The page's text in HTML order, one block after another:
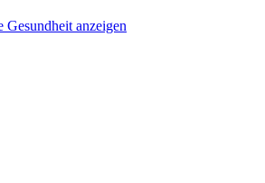
anzeigen